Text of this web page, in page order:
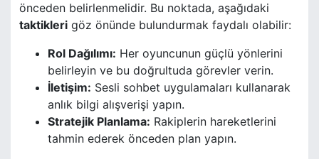
önceden belirlenmelidir. Bu noktada, aşağıdaki
taktikleri göz önünde bulundurmak faydalı olabilir:
Rol Dağılımı: Her oyuncunun güçlü yönlerini
belirleyin ve bu doğrultuda görevler verin.
İletişim: Sesli sohbet uygulamaları kullanarak
anlık bilgi alışverişi yapın.
Stratejik Planlama: Rakiplerin hareketlerini
tahmin ederek önceden plan yapın.